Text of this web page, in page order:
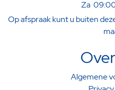
Za
Op afspraak kunt u buiten
Algemene